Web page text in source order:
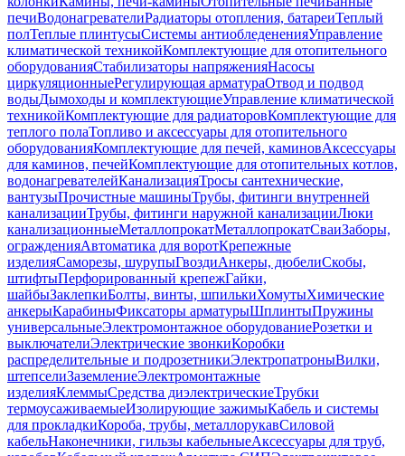
печиВодонагревателиРадиаторы отопления, батареиТеплый
полТеплые плинтусыСистемы антиобледененияУправление
климатической техникойКомплектующие для отопительного
оборудованияСтабилизаторы напряженияНасосы
циркуляционныеРегулирующая арматураОтвод и подвод
водыДымоходы и комплектующиеУправление климатической
техникойКомплектующие для радиаторовКомплектующие для
теплого полаТопливо и аксессуары для отопительного
оборудованияКомплектующие для печей, каминовАксессуары
для каминов, печейКомплектующие для отопительных котлов,
водонагревателейКанализацияТросы сантехнические,
вантузыПрочистные машиныТрубы, фитинги внутренней
канализацииТрубы, фитинги наружной канализацииЛюки
канализационныеМеталлопрокатМеталлопрокатСваиЗаборы,
огражденияАвтоматика для воротКрепежные
изделияСаморезы, шурупыГвоздиАнкеры, дюбелиСкобы,
штифтыПерфорированный крепежГайки,
шайбыЗаклепкиБолты, винты, шпилькиХомутыХимические
анкерыКарабиныФиксаторы арматурыШплинтыПружины
универсальныеЭлектромонтажное оборудованиеРозетки и
выключателиЭлектрические звонкиКоробки
распределительные и подрозетникиЭлектропатроныВилки,
штепселиЗаземлениеЭлектромонтажные
изделияКлеммыСредства диэлектрическиеТрубки
термоусаживаемыеИзолирующие зажимыКабель и системы
для прокладкиКороба, трубы, металлорукавСиловой
кабельНаконечники, гильзы кабельныеАксессуары для труб,